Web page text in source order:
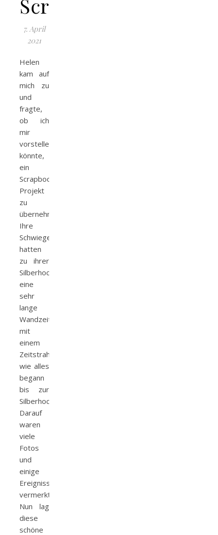
Scrapbook
7. April
2021
Helen
kam auf
mich zu
und
fragte,
ob ich
mir
vorstellen
könnte,
ein
Scrapbook
Projekt
zu
übernehmen.
Ihre
Schwiegereltern
hatten
zu ihrer
Silberhochzeitsfeier
eine
sehr
lange
Wandzeitung
mit
einem
Zeitstrahl
wie alles
begann
bis zur
Silberhochzeit.
Darauf
waren
viele
Fotos
und
einige
Ereignisse
vermerkt.
Nun lag
diese
schöne